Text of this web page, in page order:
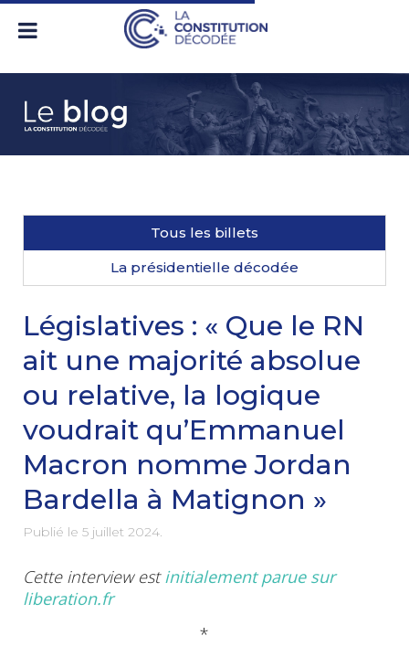
Tous les billets
La présidentielle décodée
Législatives : « Que le RN
ait une majorité absolue
ou relative, la logique
voudrait qu’Emmanuel
Macron nomme Jordan
Bardella à Matignon »
Publié le 5 juillet 2024
Cette interview est initialement parue sur
liberation.fr
*